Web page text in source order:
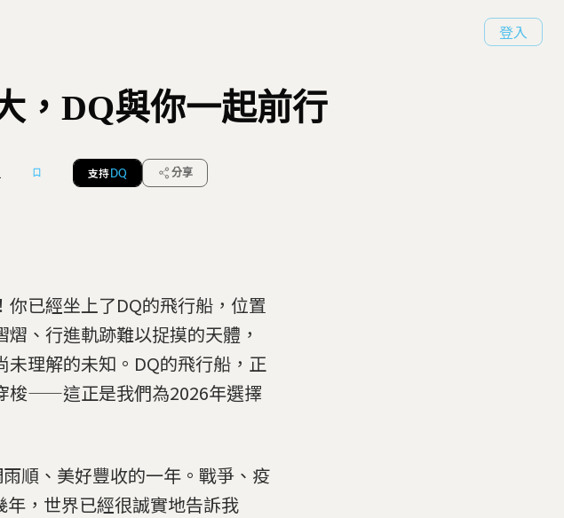
登入
，DQ與你一起前行
支持 DQ 分享
已經坐上了DQ的飛行船，位置
、行進軌跡難以捉摸的天體，
理解的未知。DQ的飛行船，正
梭——這正是我們為2026年選擇
順、美好豐收的一年。戰爭、疫
，世界已經很誠實地告訴我